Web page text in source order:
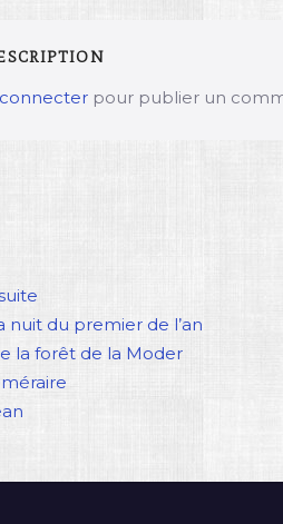
pour publier un
nuit du premier de l’an
la forêt de la Moder